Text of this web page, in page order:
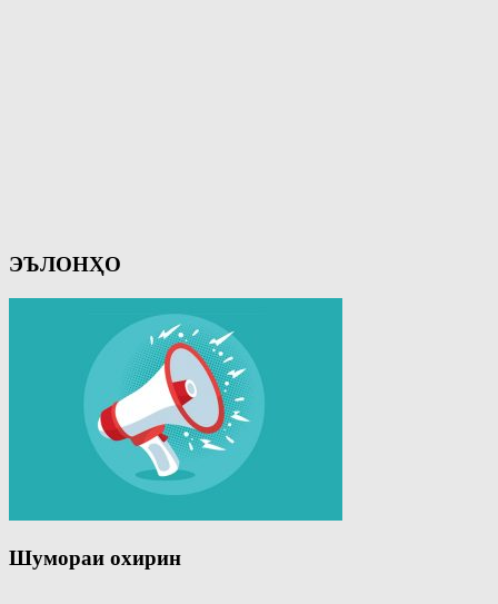
ЭЪЛОНҲО
Шумораи охирин